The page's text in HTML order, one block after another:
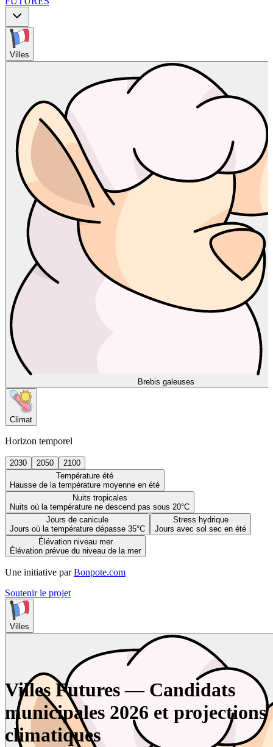
Villes
Brebis galeuses
Climat
Horizon temporel
2030 2050
2100
Température été
Hausse de la température moyenne en été
Nuits tropicales
Nuits où la température ne descend pas sous 20°C
Jours de canicule
Jours où la température dépasse 35°C
Stress hydrique
Jours avec sol sec en été
Élévation niveau mer
Élévation prévue du niveau de la mer
Une initiative par Bonpote.com
Soutenir le projet
Villes
Villes Futures — Candidats
municipales 2026 et projections
climatiques